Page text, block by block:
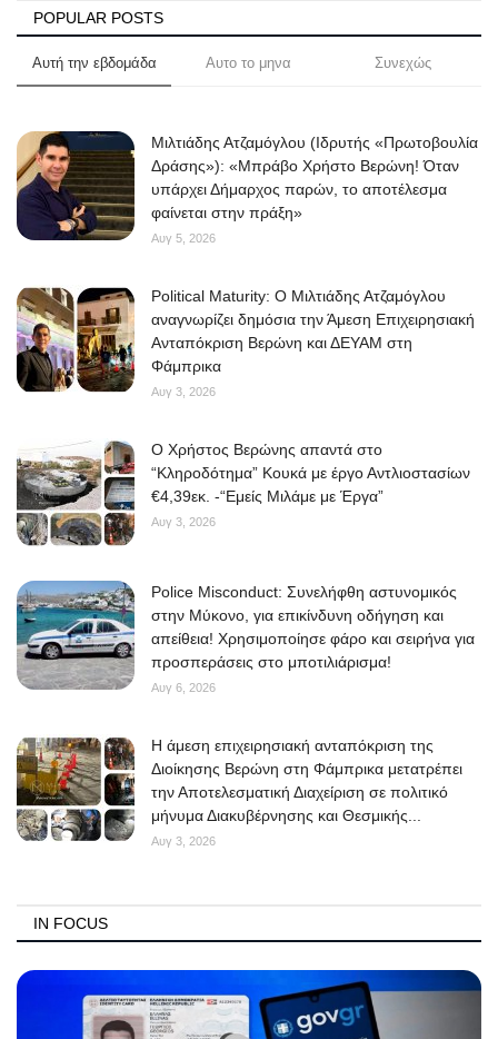
POPULAR POSTS
Αυτή την εβδομάδα Αυτο το μηνα Συνεχώς
Μιλτιάδης Ατζαμόγλου (Ιδρυτής «Πρωτοβουλία
Δράσης»): «Μπράβο Χρήστο Βερώνη! Όταν
υπάρχει Δήμαρχος παρών, το αποτέλεσμα
φαίνεται στην πράξη»
Αυγ 5, 2026
Political Maturity: Ο Μιλτιάδης Ατζαμόγλου
αναγνωρίζει δημόσια την Άμεση Επιχειρησιακή
Ανταπόκριση Βερώνη και ΔΕΥΑΜ στη
Φάμπρικα
Αυγ 3, 2026
O Χρήστος Βερώνης απαντά στο
“Κληροδότημα” Κουκά με έργο Αντλιοστασίων
€4,39εκ. -“Εμείς Μιλάμε με Έργα”
Αυγ 3, 2026
Police Misconduct: Συνελήφθη αστυνομικός
στην Μύκονο, για επικίνδυνη οδήγηση και
απείθεια! Χρησιμοποίησε φάρο και σειρήνα για
προσπεράσεις στο μποτιλιάρισμα!
Αυγ 6, 2026
Η άμεση επιχειρησιακή ανταπόκριση της
Διοίκησης Βερώνη στη Φάμπρικα μετατρέπει
την Αποτελεσματική Διαχείριση σε πολιτικό
μήνυμα Διακυβέρνησης και Θεσμικής...
Αυγ 3, 2026
IN FOCUS